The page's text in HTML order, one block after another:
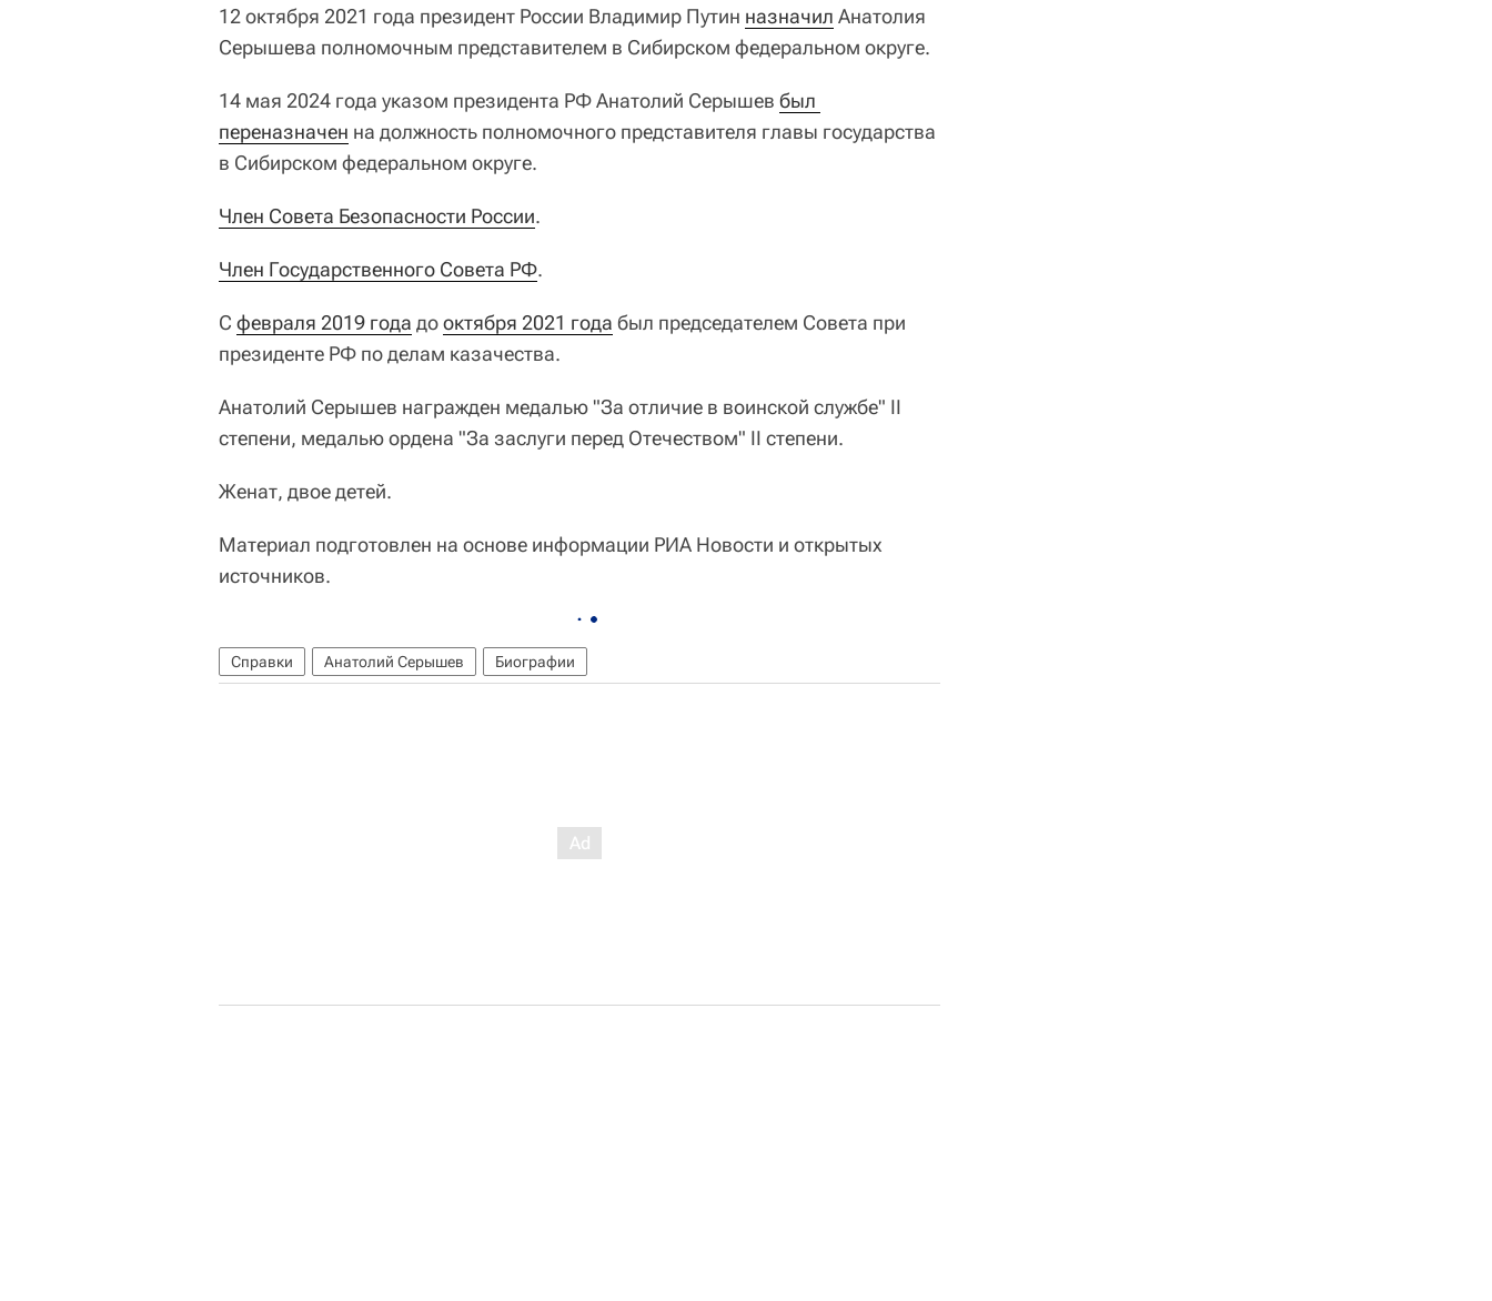
12 октября 2021 года президент России Владимир Путин назначил Анатолия
Серышева полномочным представителем в Сибирском федеральном округе.
14 мая 2024 года указом президента РФ Анатолий Серышев был
переназначен на должность полномочного представителя главы государства
в Сибирском федеральном округе.
Член Совета Безопасности России.
Член Государственного Совета РФ.
С февраля 2019 года дооктября 2021 года был председателем Совета при
президенте РФ по делам казачества.
Анатолий Серышев награжден медалью "За отличие в воинской службе" II
степени, медалью ордена "За заслуги перед Отечеством" II степени.
Женат, двое детей.
Материал подготовлен на основе информации РИА Новости и открытых
источников.
Справки Анатолий Серышев Биографии